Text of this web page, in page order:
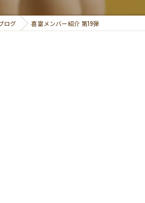
ログ 喜富メンバー紹介 第19弾